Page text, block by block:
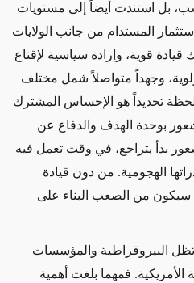
بل استندت أيضاً إلى مستويات
المستدام من جانب الولايات
قوية، وإرادة سياسية لإقناع
وجهداً متواصلاً شمل مختلف
تحديداً هو الإحساس المشترك
شعور بوحدة الهدف والدفاع عن
بدأ يتراجع، في وقت تعمل فيه
الهجومية. من دون قيادة
من الصعب البناء على
البيروقراطية والمؤسسات
فمهما بلغت أهمية